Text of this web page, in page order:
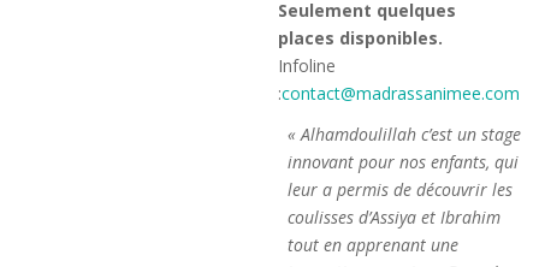
Seulement quelques
places disponibles.
Infoline
:contact@madrassanimee.com
« Alhamdoulillah c’est un stage
innovant pour nos enfants, qui
leur a permis de découvrir les
coulisses d’Assiya et Ibrahim
tout en apprenant une